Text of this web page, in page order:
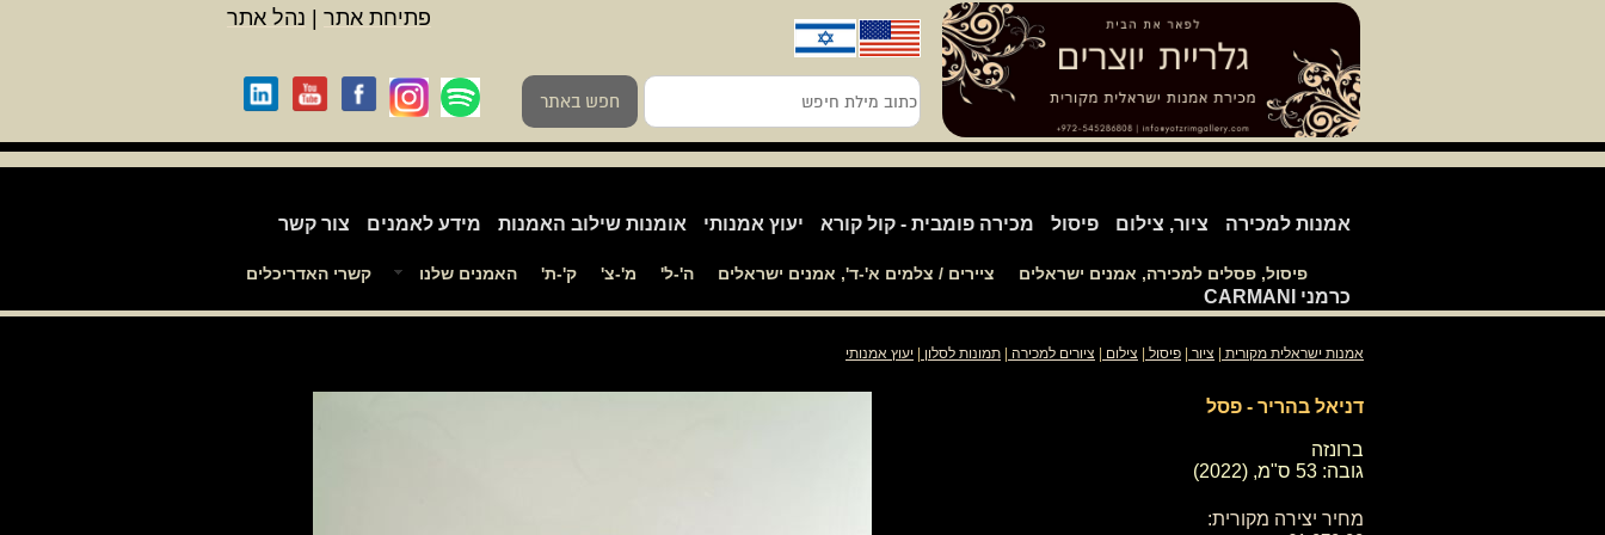
פיסול, פסלים למכירה, אמנים ישראלים ציירים / צלמים א'-ד', אמנים ישראלים ה'-ל' מ'-צ' ק'-ת' האמנים שלנו קשרי האדריכלים
אמנות למכירה ציור, צילום פיסול מכירה פומבית - קול קורא יעוץ אמנותי אומנות שילוב האמנות מידע לאמנים צור קשר
כרמני CARMANI
פתיחת אתר נהל אתר
כתוב
מילת
חיפש
חפש באתר
אמנות ישראלית מקורית ציור פיסול צילום ציורים למכירה תמונות לסלון יעוץ אמנותי
דניאל בהריר - פסל
ברונזה
גובה: 53 ס"מ, (2022)
מחיר יצירה מקורית: